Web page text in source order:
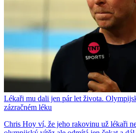
Lékaři mu dali jen pár let života.
zázračném léku
Chris Hoy ví, že jeho rakovinu už lékaři